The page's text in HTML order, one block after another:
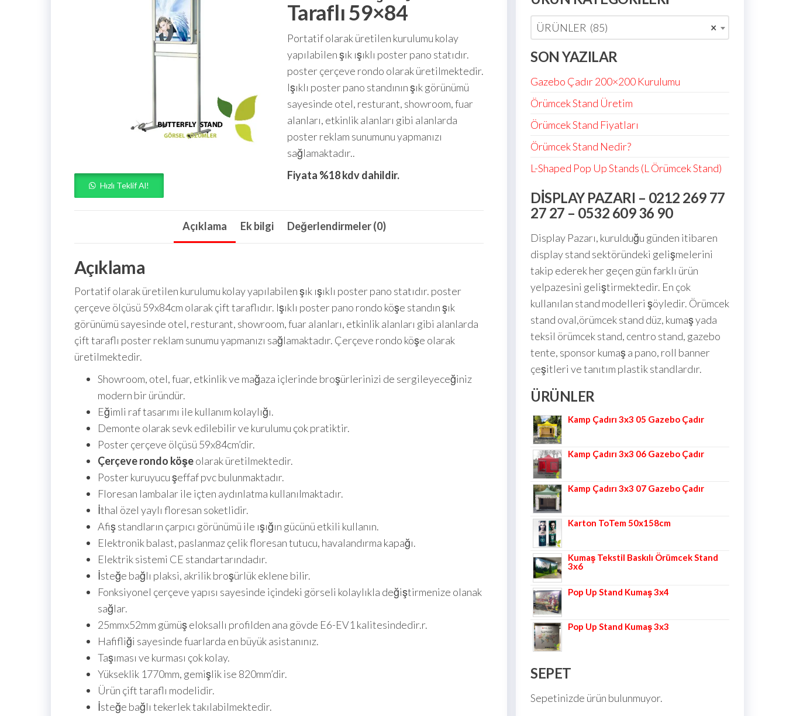
Taraflı 59×84
Portatif olarak üretilen kurulumu kolay
yapılabilen şık ışıklı poster pano statıdır.
poster çerçeve rondo olarak üretilmektedir.
Işıklı poster pano standının şık görünümü
sayesinde otel, resturant, showroom, fuar
alanları, etkinlik alanları gibi alanlarda
poster reklam sunumunu yapmanızı
sağlamaktadır..
Fiyata %18 kdv dahildir.
Hızlı Teklif Al!
Açıklama Ek bilgi Değerlendirmeler (0)
Açıklama
Portatif olarak üretilen kurulumu kolay yapılabilen şık ışıklı poster pano statıdır. poster
çerçeve ölçüsü 59x84cm olarak çift taraflıdır. Işıklı poster pano rondo köşe standın şık
görünümü sayesinde otel, resturant, showroom, fuar alanları, etkinlik alanları gibi alanlarda
çift taraflı poster reklam sunumu yapmanızı sağlamaktadır. Çerçeve rondo köşe olarak
üretilmektedir.
Showroom, otel, fuar, etkinlik ve mağaza içlerinde broşürlerinizi de sergileyeceğiniz
modern bir üründür.
Eğimli raf tasarımı ile kullanım kolaylığı.
Demonte olarak sevk edilebilir ve kurulumu çok pratiktir.
Poster çerçeve ölçüsü 59x84cm’dir.
Çerçeve rondo köşeolarak üretilmektedir.
Poster kuruyucu şeffaf pvc bulunmaktadır.
Floresan lambalar ile içten aydınlatma kullanılmaktadır.
İthal özel yaylı floresan soketlidir.
Afiş standların çarpıcı görünümü ile ışığın gücünü etkili kullanın.
Elektronik balast, paslanmaz çelik floresan tutucu, havalandırma kapağı.
Elektrik sistemi CE standartarındadır.
İsteğe bağlı plaksi, akrilik broşürlük eklene bilir.
Fonksiyonel çerçeve yapısı sayesinde içindeki görseli kolaylıkla değiştirmenize olanak
sağlar.
25mmx52mm gümüş eloksallı profilden ana gövde E6-EV1 kalitesindedir.r.
Hafifliği sayesinde fuarlarda en büyük asistanınız.
Taşıması ve kurması çok kolay.
Yükseklik 1770mm, gemişlik ise 820mm’dir.
Ürün çift taraflı modelidir.
İsteğe bağlı tekerlek takılabilmektedir.
×
ÜRÜNLER (85)
SON YAZILAR
Gazebo Çadır 200×200 Kurulumu
Örümcek Stand Üretim
Örümcek Stand Fiyatları
Örümcek Stand Nedir?
L-Shaped Pop Up Stands (L Örümcek Stand)
DISPLAY PAZARI – 0212 269 77
27 27 – 0532 609 36 90
Display Pazarı, kurulduğu günden itibaren
display stand sektöründeki gelişmelerini
takip ederek her geçen gün farklı ürün
yelpazesini geliştirmektedir. En çok
kullanılan stand modelleri şöyledir. Örümcek
stand oval,örümcek stand düz, kumaş yada
teksil örümcek stand, centro stand, gazebo
tente, sponsor kumaş a pano, roll banner
çeşitleri ve tanıtım plastik standlardır.
ÜRÜNLER
Kamp Çadırı 3x3 05 Gazebo Çadır
Kamp Çadırı 3x3 06 Gazebo Çadır
Kamp Çadırı 3x3 07 Gazebo Çadır
Karton ToTem 50x158cm
Kumaş Tekstil Baskılı Örümcek Stand
3x6
Pop Up Stand Kumaş 3x4
Pop Up Stand Kumaş 3x3
SEPET
Sepetinizde ürün bulunmuyor.